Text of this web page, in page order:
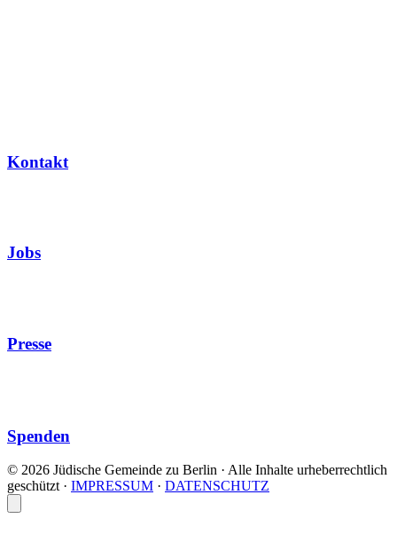
Kontakt
Jobs
Presse
Spenden
© 2026 Jüdische Gemeinde zu Berlin · Alle Inhalte urheberrechtlich
geschützt · IMPRESSUM · DATENSCHUTZ